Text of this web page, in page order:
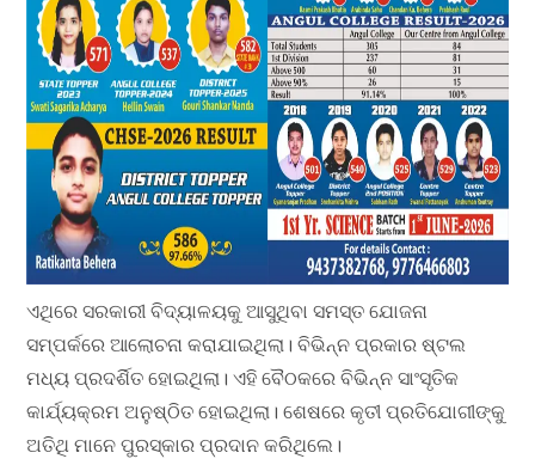
ଏଥିରେ ସରକାରୀ ବିଦ୍ୟାଳୟକୁ ଆସୁଥିବା ସମସ୍ତ ଯୋଜନା
ସମ୍ପର୍କରେ ଆଲୋଚନା କରାଯାଇଥିଲା। ବିଭିନ୍ନ ପ୍ରକାର ଷ୍ଟଲ
ମଧ୍ୟ ପ୍ରଦର୍ଶିତ ହୋଇଥିଲା। ଏହି ବୈଠକରେ ବିଭିନ୍ନ ସାଂସୃତିକ
କାର୍ଯ୍ୟକ୍ରମ ଅନୁଷ୍ଠିତ ହୋଇଥିଲା। ଶେଷରେ କୃତୀ ପ୍ରତିଯୋଗୀଙ୍କୁ
ଅତିଥି ମାନେ ପୁରସ୍କାର ପ୍ରଦାନ କରିଥିଲେ।